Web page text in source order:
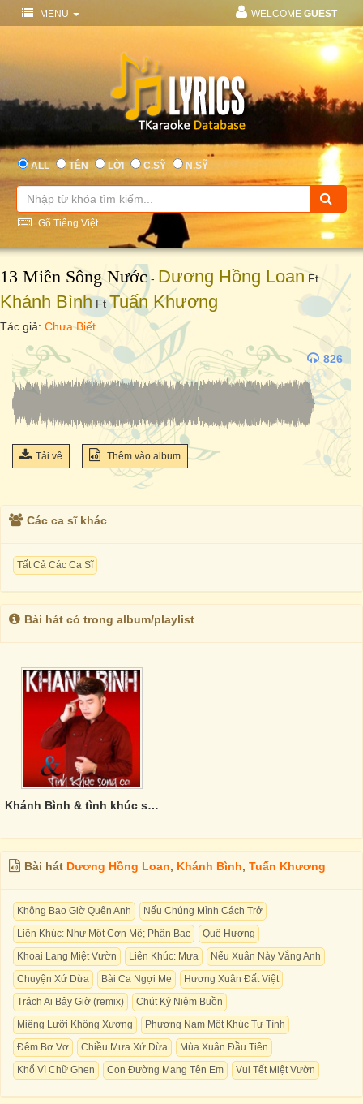
MENU WELCOME GUEST
ALL TÊN LỜI C.SỸ N.SỸ
Gõ Tiếng Việt
13 Miền Sông Nước - Dương Hồng Loan Ft
Khánh Bình FtTuấn Khương
Tác giả: Chưa Biết
826
Tải về Thêm vào album
Các ca sĩ khác
Tất Cả Các Ca Sĩ
Bài hát có trong album/playlist
Khánh Bình & tình khúc song ca
Bài hát Dương Hồng Loan, Khánh Bình, Tuấn Khương
Không Bao Giờ Quên Anh
Nếu Chúng Mình Cách Trở
Liên Khúc: Như Một Cơn Mê; Phận Bạc
Quê Hương
Khoai Lang Miệt Vườn
Liên Khúc: Mưa
Nếu Xuân Này Vắng Anh
Chuyện Xứ Dừa
Bài Ca Ngợi Mẹ
Hương Xuân Đất Việt
Trách Ai Bây Giờ (remix)
Chút Kỷ Niệm Buồn
Miệng Lưỡi Không Xương
Phương Nam Một Khúc Tự Tình
Đêm Bơ Vơ
Chiều Mưa Xứ Dừa
Mùa Xuân Đầu Tiên
Khổ Vì Chữ Ghen
Con Đường Mang Tên Em Vui Tết Miệt Vườn